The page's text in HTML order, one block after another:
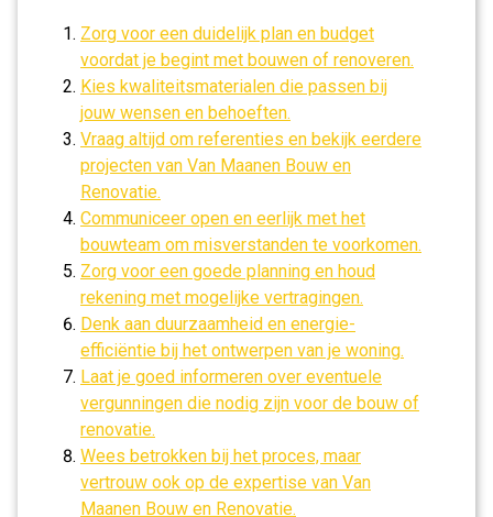
Zorg voor een duidelijk plan en budget
voordat je begint met bouwen of renoveren.
Kies kwaliteitsmaterialen die passen bij
jouw wensen en behoeften.
Vraag altijd om referenties en bekijk eerdere
projecten van Van Maanen Bouw en
Renovatie.
Communiceer open en eerlijk met het
bouwteam om misverstanden te voorkomen.
Zorg voor een goede planning en houd
rekening met mogelijke vertragingen.
Denk aan duurzaamheid en energie-
efficiëntie bij het ontwerpen van je woning.
Laat je goed informeren over eventuele
vergunningen die nodig zijn voor de bouw of
renovatie.
Wees betrokken bij het proces, maar
vertrouw ook op de expertise van Van
Maanen Bouw en Renovatie.